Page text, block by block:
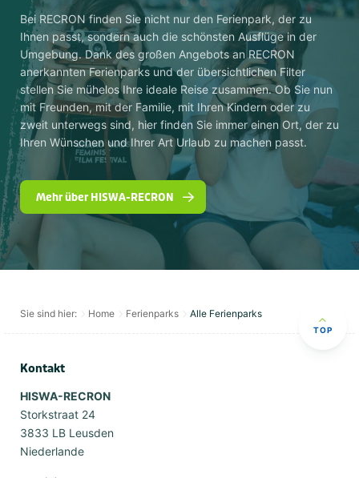
Bei RECRON finden Sie nicht nur den Ferienpark, der zu
Ihnen passt, sondern auch die schönsten Ausflüge in der
Umgebung. Dank des großen Angebots an RECRON
anerkannten Ferienparks und der übersichtlichen Filter
stellen Sie mühelos Ihre ideale Reise zusammen. Ob Sie nun
mit Freunden, mit der Familie, mit Ihren Kindern oder zu
zweit unterwegs sind, hier finden Sie immer einen Ort, der zu
Ihren Wünschen und Ihrer Art Urlaub zu machen passt.
Mehr über HISWA-RECRON
Sie sind hier: Home Ferienparks Alle Ferienparks
TOP
Kontakt
HISWA-RECRON
Storkstraat 24
3833 LB Leusden
Niederlande